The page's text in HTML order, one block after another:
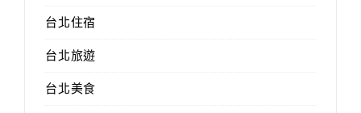
台北住宿
台北旅遊
台北美食